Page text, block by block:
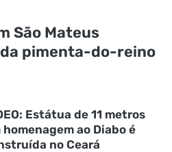
São Mateus
pimenta-do-reino
Estátua de 11 metros
homenagem ao Diabo é
no Ceará